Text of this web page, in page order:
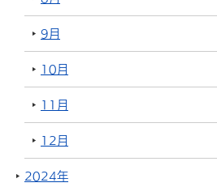
9月
10月
11月
12月
2024年